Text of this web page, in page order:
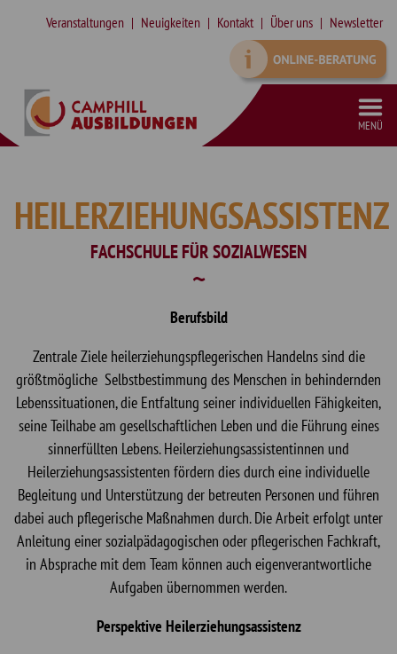
Veranstaltungen Neuigkeiten Kontakt Über uns Newsletter
MENÜ
HEILERZIEHUNGSASSISTENZ
FACHSCHULE FÜR SOZIALWESEN
Berufsbild
Zentrale Ziele heilerziehungspflegerischen Handelns sind die
größtmögliche Selbstbestimmung des Menschen in behindernden
Lebenssituationen, die Entfaltung seiner individuellen Fähigkeiten,
seine Teilhabe am gesellschaftlichen Leben und die Führung eines
sinnerfüllten Lebens. Heilerziehungsassistentinnen und
Heilerziehungsassistenten fördern dies durch eine individuelle
Begleitung und Unterstützung der betreuten Personen und führen
dabei auch pflegerische Maßnahmen durch. Die Arbeit erfolgt unter
Anleitung einer sozialpädagogischen oder pflegerischen Fachkraft,
in Absprache mit dem Team können auch eigenverantwortliche
Aufgaben übernommen werden.
Perspektive Heilerziehungsassistenz